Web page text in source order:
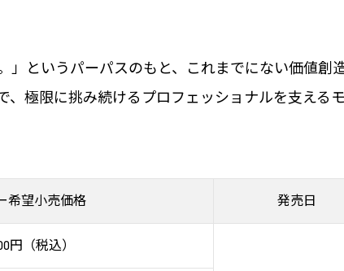
」というパーパスのもと、これまでにない価値創
極限に挑み続けるプロフェッショナルを支える
希望小売価格 発売日
円（税込）